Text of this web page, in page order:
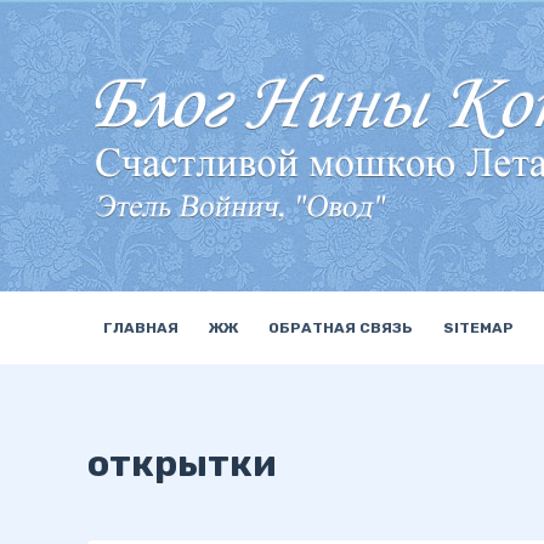
П
е
р
е
й
т
и
к
с
ГЛАВНАЯ ЖЖ ОБРАТНАЯ СВЯЗЬ SITEMAP
открытки